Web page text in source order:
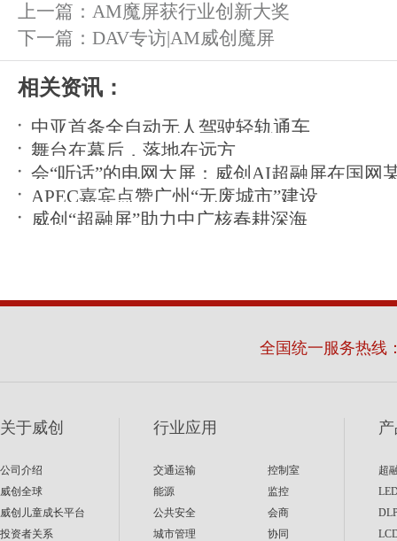
上一篇： AM魔屏获行业创新大奖
下一篇： DAV专访|AM威创魔屏
相关资讯：
中亚首条全自动无人驾驶轻轨通车
舞台在幕后，落地在远方
会“听话”的电网大屏：威创AI超融屏在国网
运
APEC嘉宾点赞广州“无废城市”建设
威创“超融屏”助力中广核春耕深海
全国统一服务热线
关于威创
公司介绍
威创全球
威创儿童成长平台
投资者关系
行业应用
交通运输
能源
公共安全
城市管理
控制室
监控
会商
协同
超